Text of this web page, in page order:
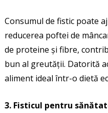
Consumul de fistic poate
reducerea poftei de
de proteine și fibre,
bun al greutății. Datorită
aliment ideal într-o dietă
3. Fisticul pentru